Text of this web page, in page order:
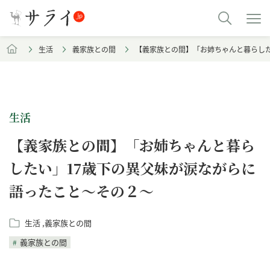
生活 義家族との間 【義家族との間】「お姉ちゃんと暮ら
生活
【義家族との間】「お姉ちゃんと暮ら
したい」17歳下の異父妹が涙ながらに
語ったこと～その２～
生活 義家族との間
義家族との間